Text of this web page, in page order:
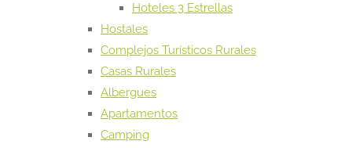
Hoteles 3 Estrellas
Hostales
Complejos Turísticos Rurales
Casas Rurales
Albergues
Apartamentos
Camping